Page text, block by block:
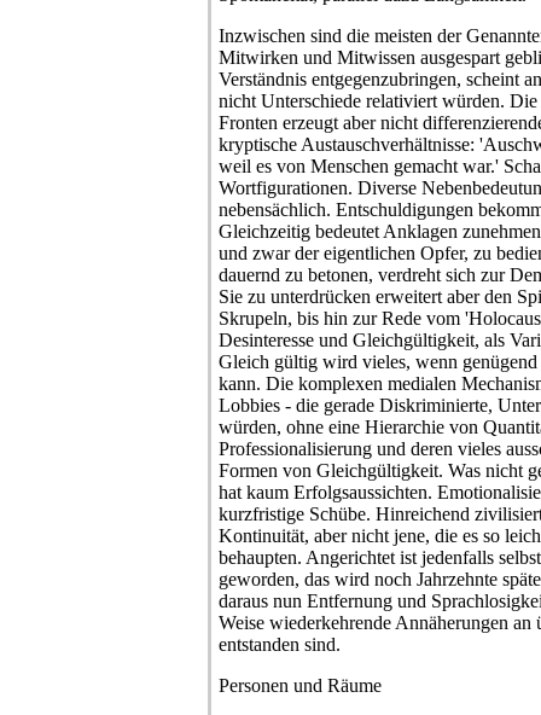
Inzwischen sind die meisten der
Mitwirken und Mitwissen ausgespart
Verständnis entgegenzubringen, scheint
nicht Unterschiede relativiert würden.
Fronten erzeugt aber nicht
kryptische Austauschverhältnisse:
weil es von Menschen gemacht war.'
Wortfigurationen. Diverse
nebensächlich. Entschuldigungen
Gleichzeitig bedeutet Anklagen
und zwar der eigentlichen Opfer, zu
dauernd zu betonen, verdreht sich zur
Sie zu unterdrücken erweitert aber den
Skrupeln, bis hin zur Rede vom
Desinteresse und Gleichgültigkeit, als
Gleich gültig wird vieles, wenn
kann. Die komplexen medialen
Lobbies - die gerade Diskriminierte,
würden, ohne eine Hierarchie von
Professionalisierung und deren vieles
Formen von Gleichgültigkeit. Was nicht
hat kaum Erfolgsaussichten.
kurzfristige Schübe. Hinreichend
Kontinuität, aber nicht jene, die es so
behaupten. Angerichtet ist jedenfalls
geworden, das wird noch Jahrzehnte
daraus nun Entfernung und
Weise wiederkehrende Annäherungen
entstanden sind.
Personen und Räume